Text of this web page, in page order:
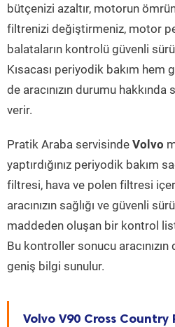
bütçenizi azaltır, motorun
filtrenizi değiştirmeniz, motor
balataların kontrolü güvenli
Kısacası periyodik bakım hem
de aracınızın durumu
verir.
Pratik Araba servisinde Volvo
yaptırdığınız periyodik bakım
filtresi, hava ve polen filtresi
aracınızın sağlığı ve güvenli
maddeden oluşan bir kontrol
Bu kontroller sonucu
geniş bilgi sunulur.
Volvo V90 Cross Country